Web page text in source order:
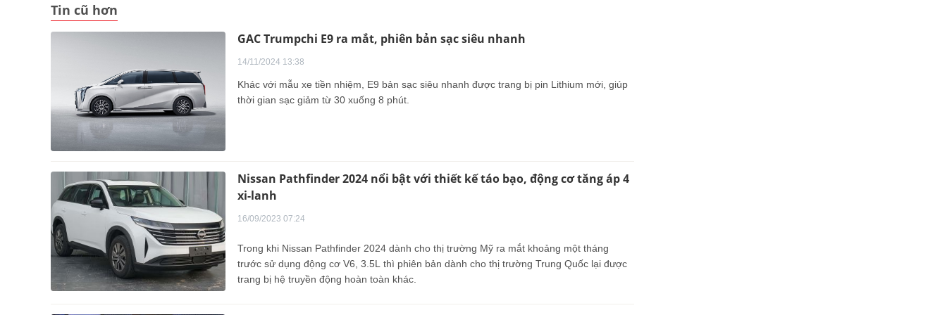
Tin cũ hơn
GAC Trumpchi E9 ra mắt, phiên bản sạc siêu nhanh
14/11/2024 13:38
Khác với mẫu xe tiền nhiệm, E9 bản sạc siêu nhanh được trang bị pin Lithium mới, giúp
thời gian sạc giảm từ 30 xuống 8 phút.
Nissan Pathfinder 2024 nổi bật với thiết kế táo bạo, động cơ tăng áp 4
xi-lanh
16/09/2023 07:24
Trong khi Nissan Pathfinder 2024 dành cho thị trường Mỹ ra mắt khoảng một tháng
trước sử dụng động cơ V6, 3.5L thì phiên bản dành cho thị trường Trung Quốc lại được
trang bị hệ truyền động hoàn toàn khác.